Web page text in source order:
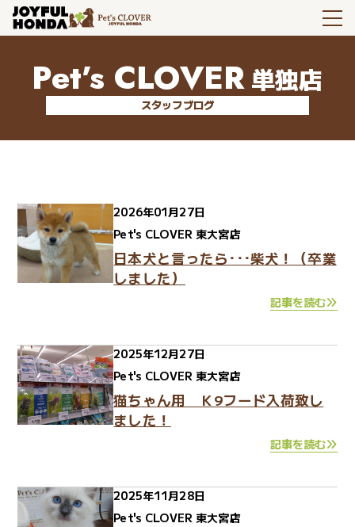
Pet’s CLOVER 単独店
スタッフブログ
2026年01月27日
Pet's CLOVER 東大宮店
日本犬と言ったら･･･柴犬！（卒業
しました）
記事を読む
2025年12月27日
Pet's CLOVER 東大宮店
猫ちゃん用 Ｋ9フード入荷致し
ました！
記事を読む
2025年11月28日
Pet's CLOVER 東大宮店